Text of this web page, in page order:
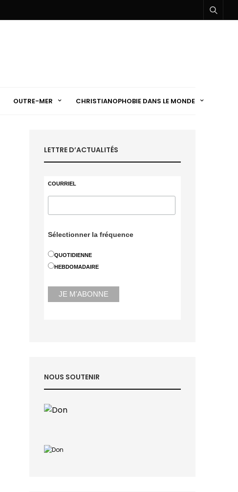
OUTRE-MER CHRISTIANOPHOBIE DANS LE MONDE
LETTRE D’ACTUALITÉS
COURRIEL
Sélectionner la fréquence
QUOTIDIENNE
HEBDOMADAIRE
NOUS SOUTENIR